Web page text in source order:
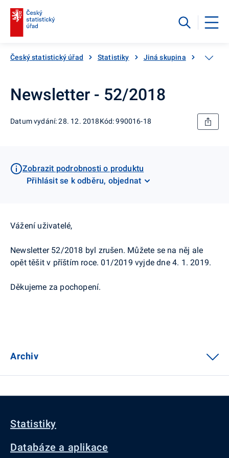
Český statistický úřad Statistiky Jiná skupina
Newsletter - 52/2018
Datum vydání: 28. 12. 2018Kód: 990016-18
Zobrazit podrobnosti o produktu
Přihlásit se k odběru, objednat
Vážení uživatelé,
Newsletter 52/2018 byl zrušen. Můžete se na něj ale
opět těšit v příštím roce. 01/2019 vyjde dne 4. 1. 2019.
Děkujeme za pochopení.
Archiv
Statistiky
Databáze a aplikace